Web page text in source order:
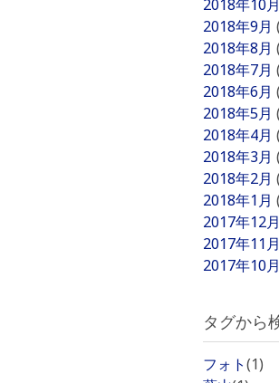
2018年10月
2018年9月
2018年8月
2018年7月
2018年6月
2018年5月
2018年4月
2018年3月
2018年2月
2018年1月
2017年12月
2017年11月
2017年10月
タグから
フォト(1)